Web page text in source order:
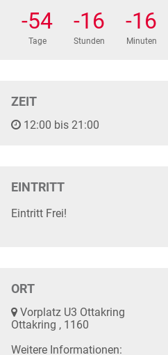
-54
Tage
-16
Stunden
-16
Minuten
ZEIT
12:00 bis 21:00
EINTRITT
Eintritt Frei!
ORT
Vorplatz U3 Ottakring
Ottakring , 1160
Weitere Informationen: